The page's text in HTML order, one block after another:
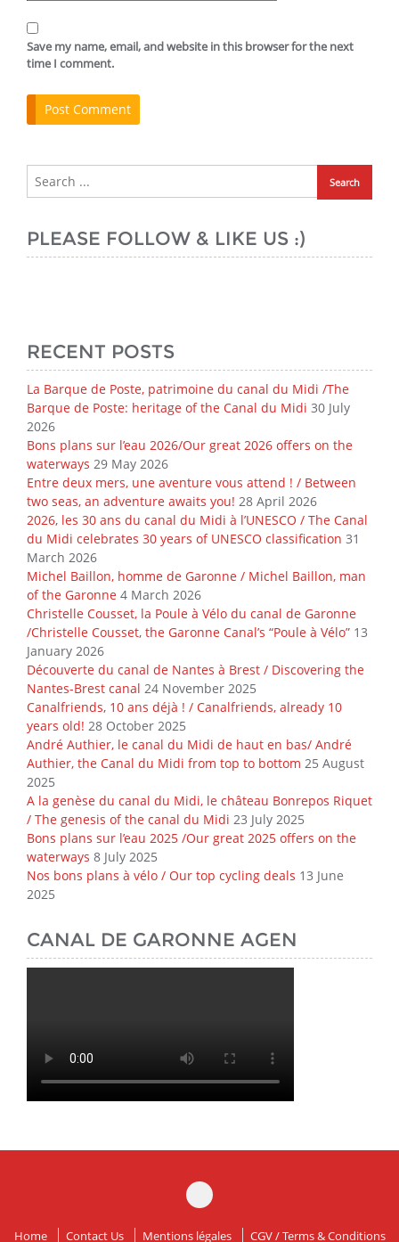
Save my name, email, and website in this browser for the next
time I comment.
PLEASE FOLLOW & LIKE US :)
RECENT POSTS
La Barque de Poste, patrimoine du canal du Midi /The
Barque de Poste: heritage of the Canal du Midi 30 July
2026
Bons plans sur l’eau 2026/Our great 2026 offers on the
waterways 29 May 2026
Entre deux mers, une aventure vous attend ! / Between
two seas, an adventure awaits you! 28 April 2026
2026, les 30 ans du canal du Midi à l’UNESCO / The Canal
du Midi celebrates 30 years of UNESCO classification 31
March 2026
Michel Baillon, homme de Garonne / Michel Baillon, man
of the Garonne 4 March 2026
Christelle Cousset, la Poule à Vélo du canal de Garonne
/Christelle Cousset, the Garonne Canal’s “Poule à Vélo” 13
January 2026
Découverte du canal de Nantes à Brest / Discovering the
Nantes-Brest canal 24 November 2025
Canalfriends, 10 ans déjà ! / Canalfriends, already 10
years old! 28 October 2025
André Authier, le canal du Midi de haut en bas/ André
Authier, the Canal du Midi from top to bottom 25 August
2025
A la genèse du canal du Midi, le château Bonrepos Riquet
/ The genesis of the canal du Midi 23 July 2025
Bons plans sur l’eau 2025 /Our great 2025 offers on the
waterways 8 July 2025
Nos bons plans à vélo / Our top cycling deals 13 June
2025
CANAL DE GARONNE AGEN
Home Contact Us Mentions légales CGV / Terms & Conditions